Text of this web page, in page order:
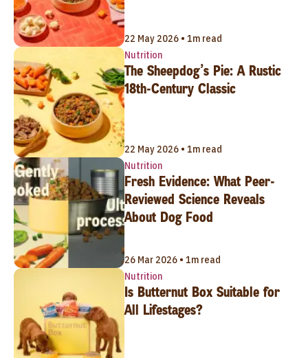
22 May 2026 • 1m read
Nutrition
The Sheepdog’s Pie: A Rustic
18th-Century Classic
22 May 2026 • 1m read
Nutrition
Fresh Evidence: What Peer-
Reviewed Science Reveals
About Dog Food
26 Mar 2026 • 1m read
Nutrition
Is Butternut Box Suitable for
All Lifestages?